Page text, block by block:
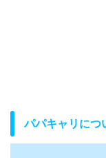
パパキャリにつ